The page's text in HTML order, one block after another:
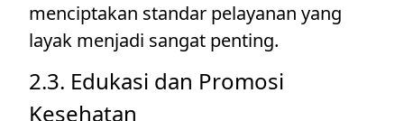
menciptakan standar pelayanan yang
layak menjadi sangat penting.
2.3. Edukasi dan Promosi
Kesehatan